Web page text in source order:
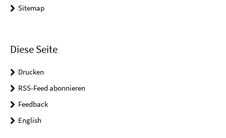
Sitemap
Diese Seite
Drucken
RSS-Feed abonnieren
Feedback
English